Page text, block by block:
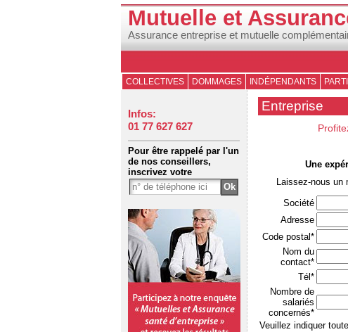
Mutuelle et
Assurance entreprise et mutuelle
COLLECTIVES DOMMAGES INDÉPENDANTS
Infos:
01 77 627 627
Pour être rappelé par l'un
de nos conseillers,
inscrivez votre
Entreprise
Une
Laissez-nous un
Société
Adresse
Code postal*
Nom du
contact*
Tél*
Nombre de
salariés
concernés*
Veuillez indiquer